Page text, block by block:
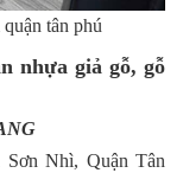
tân phú
nhựa giả gỗ, gỗ
Nhì, Quận Tân